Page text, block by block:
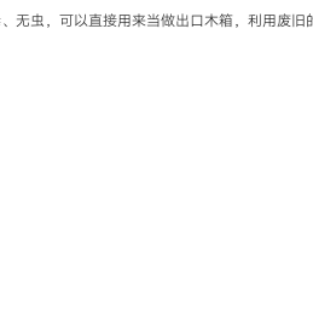
虫，可以直接用来当做出口木箱，利用废